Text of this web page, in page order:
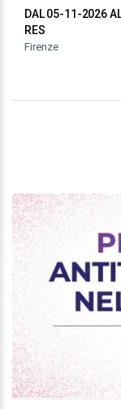
DAL 05-11-2026
RES
Firenze